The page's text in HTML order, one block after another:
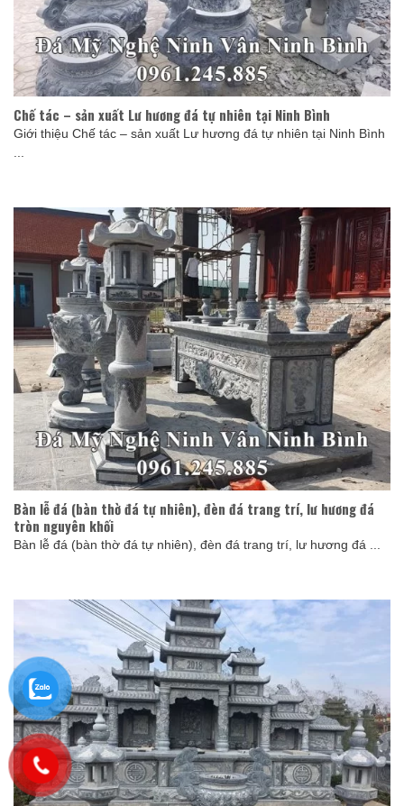
Chế tác – sản xuất Lư hương đá tự nhiên tại Ninh Bình
Giới thiệu Chế tác – sản xuất Lư hương đá tự nhiên tại Ninh Bình
...
Bàn lễ đá (bàn thờ đá tự nhiên), đèn đá trang trí, lư hương đá
tròn nguyên khối
Bàn lễ đá (bàn thờ đá tự nhiên), đèn đá trang trí, lư hương đá ...